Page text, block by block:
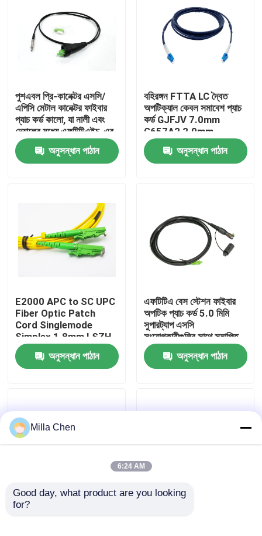
পণ্য
কারখানা ভ্রমণ
মান নিয়ন্ত্রণ
খবর
উদ্ধৃতির জন্য আবেদন
পুশএবল প্রি-কানেক্টর এসসি/
এপিসি মেটাল কানেক্টর ফাইবার
প্যাচ কর্ড কালো, যা নালী এবং
দেয়ালের মধ্যে এফটিটিএইচ-এর
জন্য ব্যবহৃত হয়
অনুসন্ধান পাঠান
বহিরঙ্গন FTTA LC দ্বৈত
অপটিক্যাল কেবল সমাবেশ প্যাচ
কর্ড GJFJV 7.0mm
G657A2 2.0mm
অনুসন্ধান পাঠান
E2000 APC to SC UPC
Fiber Optic Patch
Cord Singlemode
Simplex 1.8mm LSZH
Riser Cable
অনুসন্ধান পাঠান
এফটিটিএ বেস স্টেশন ফাইবার
অপটিক প্যাচ কর্ড 5.0 মিমি
সুপারট্যাপ এসসি
সংযোগকারীগুলির সাথে সমাপ্তি
ated
অনুসন্ধান পাঠান
LC / APC Fiber Optic
Milla Chen
6:24 AM
Good day, what product are you looking
for?